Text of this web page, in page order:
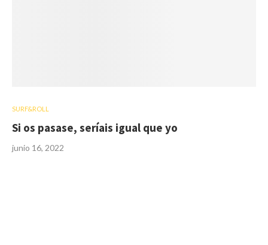
SURF&ROLL
Si os pasase, seríais igual que yo
junio 16, 2022